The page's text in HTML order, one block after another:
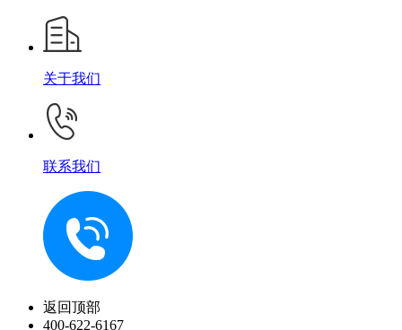
关于我们
联系我们
返回顶部
400-622-6167